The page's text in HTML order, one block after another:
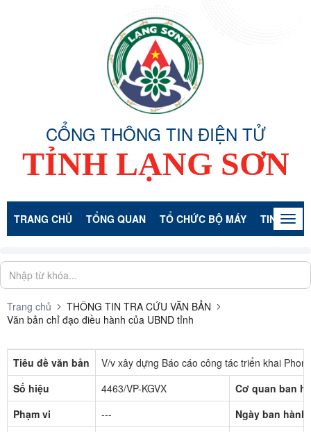
CỔNG THÔNG TIN ĐIỆN TỬ
TỈNH LẠNG SƠN
TRANG CHỦ TỔNG QUAN TỔ CHỨC BỘ MÁY TIN TỨC -
Trang chủ
THÔNG TIN TRA CỨU VĂN BẢN
Văn bản chỉ đạo điều hành của UBND tỉnh
Tiêu đề văn bản
V/v xây dựng Báo cáo công tác triển khai
Số hiệu
4463/VP-KGVX
Cơ quan ban
Phạm vi
---
Ngày ban hành